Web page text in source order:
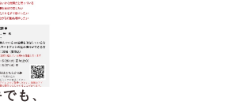
も、